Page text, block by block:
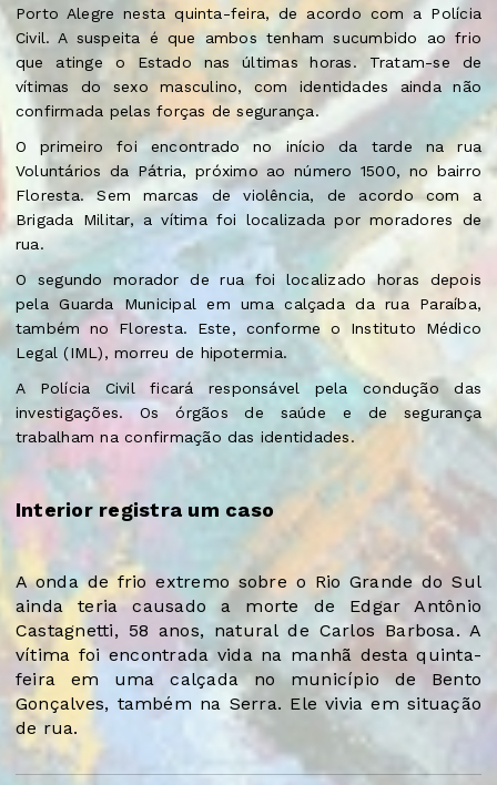
Porto Alegre nesta quinta-feira, de acordo com a Polícia
Civil. A suspeita é que ambos tenham sucumbido ao frio
que atinge o Estado nas últimas horas. Tratam-se de
vítimas do sexo masculino, com identidades ainda não
confirmada pelas forças de segurança.
O primeiro foi encontrado no início da tarde na rua
Voluntários da Pátria, próximo ao número 1500, no bairro
Floresta. Sem marcas de violência, de acordo com a
Brigada Militar, a vítima foi localizada por moradores de
rua.
O segundo morador de rua foi localizado horas depois
pela Guarda Municipal em uma calçada da rua Paraíba,
também no Floresta. Este, conforme o Instituto Médico
Legal (IML), morreu de hipotermia.
A Polícia Civil ficará responsável pela condução das
investigações. Os órgãos de saúde e de segurança
trabalham na confirmação das identidades.
Interior registra um caso
A onda de frio extremo sobre o Rio Grande do Sul
ainda teria causado a morte de Edgar Antônio
Castagnetti, 58 anos, natural de Carlos Barbosa. A
vítima foi encontrada vida na manhã desta quinta-
feira em uma calçada no município de Bento
Gonçalves, também na Serra. Ele vivia em situação
de rua.